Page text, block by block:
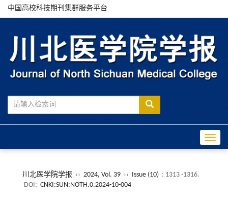
中国高校科技期刊集群服务平台
川北医学院学报 ›› 2024, Vol. 39 ›› Issue (10) : 1313 -1316.
DOI: CNKI:SUN:NOTH.0.2024-10-004